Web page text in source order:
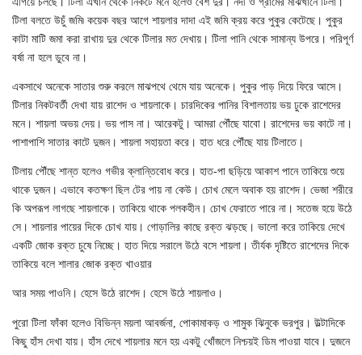
টিলা বলতে উচুঁ জমি৷ কয়েক বছর আগে শায়লার দাদা এই জমি ক্রয় করে পুকুর কেটেছে। পুকুর
কাটা মাটি জমা করা রাখায় দুর থেকে টিলার মত দেখায়। টিলা পানি থেকে সামান্য উপরে। পরিপূর্ণ
বর্ষা না হলে ডুবে না।
একসাথে অনেকে সাতার শুরু করলে মাঝপথে থেমে যায় অনেকে। পুকুর পাড় দিয়ে ফিরে আসে।
টিলার নিকটবর্তী দেখা যায় রাশেদ ও শায়লাকে। চারদিকের পানির বিশালতায় ভয় ঢুকে রাশেদের
মনে। শায়লা অভয় দেয়। ভয় পাস না। আরেকটু। আমরা পৌঁছে যাবো। রাশেদের ভয় কাটে না।
পাশাপাশি সাতার কাটে দুজন। শায়লা সহায়তা করে। হাত ধরে পৌঁছে যায় টিলাতে।
টিলায় পৌঁছে শান্ত হলেও গভীর ক্লান্তিবোধ করে। হাত-পা ছড়িয়ে আকাশ পানে তাকিয়ে শুয়ে
থাকে দুজন। এভাবে কতক্ষণ ছিল টের পায় না কেউ। চোখ মেলে অবাক হয় রাশেদ। ভেজা শরীরে
কি অপরূপ লাগছে শায়লাকে। তাকিয়ে থাকে পলকহীন। চোখ ফেরাতে পারে না। সতেজ হয়ে উঠে
সে। শায়লার পায়ের দিকে চোখ যায়। গোড়ালির কাছে রক্ত ঝড়ছে। ভালো করে তাকিয়ে দেখে
একটি জোক রক্ত চুষে নিচ্ছে। হাত দিয়ে সরালে উঠে বসে শায়লা। তীর্যক দৃষ্টিতে রাশেদের দিকে
তাকিয়ে বলে শালার জোক রক্ত খাওয়ার
আর সময় পাওনি। হেসে উঠে রাশেদ। হেসে উঠে শায়লাও।
পুরো টিলা ফাঁকা হলেও বিভিন্ন ময়লা আবর্জনা, পোকামাকড় ও শামুক ঝিনুকে ভরপুর। উল্টাদিকে
কিছু হাঁস দেখা যায়। হাঁস দেখে শায়লার মনে হয় একটু খোঁজলে নিশ্চয়ই ডিম পাওয়া যাবে। দুজনে